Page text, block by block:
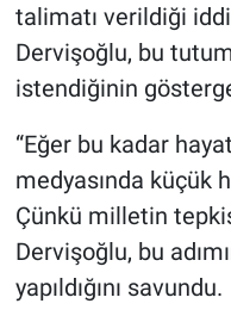
talimatı verildiği
Dervişoğlu, bu
istendiğinin
“Eğer bu kadar
medyasında küçük
Çünkü milletin
Dervişoğlu, bu
yapıldığını savundu.